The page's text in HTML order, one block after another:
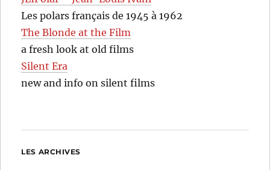
Les polars français de 1945 à 1962
The Blonde at the Film
a fresh look at old films
Silent Era
new and info on silent films
LES ARCHIVES